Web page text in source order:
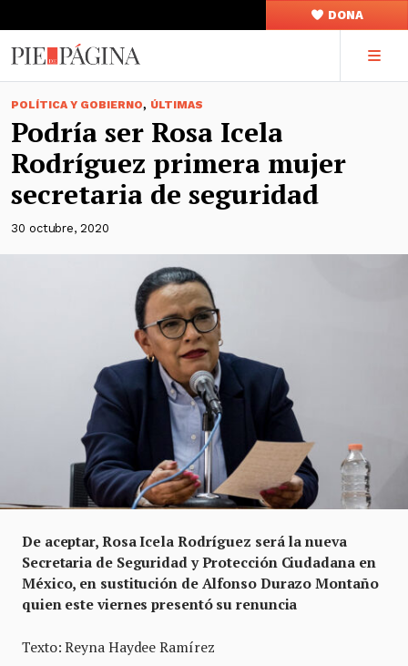
DONA
POLÍTICA Y GOBIERNO, ÚLTIMAS
Podría ser Rosa Icela
Rodríguez primera mujer
secretaria de seguridad
30 octubre, 2020
De aceptar, Rosa Icela Rodríguez será la nueva
Secretaria de Seguridad y Protección Ciudadana en
México, en sustitución de Alfonso Durazo Montaño
quien este viernes presentó su renuncia
Texto: Reyna Haydee Ramírez